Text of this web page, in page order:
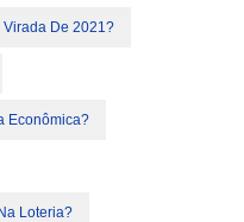
Virada De 2021?
Econômica?
Loteria?